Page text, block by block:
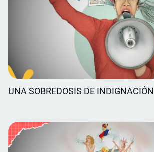
UNA SOBREDOSIS DE INDIGNACIÓN